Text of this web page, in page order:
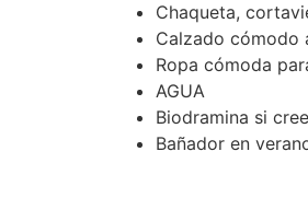
Chaqueta,
Calzado cómodo
Ropa cómoda
AGUA
Biodramina si
Bañador en